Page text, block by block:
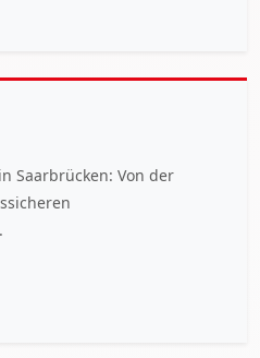
Saarbrücken: Von der